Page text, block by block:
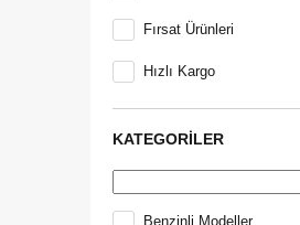
Fırsat Ürünleri
Hızlı Kargo
KATEGORILER
Benzinli Modeller